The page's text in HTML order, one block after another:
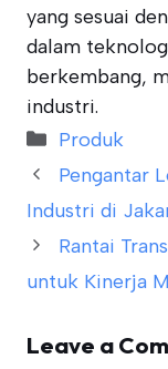
yang sesuai
dalam
berkembang,
industri.
Categories
Produk
Pengantar
Industri di
Rantai
untuk Kinerja
Leave a